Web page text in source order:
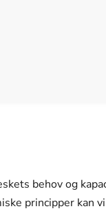
behov og
principper kan